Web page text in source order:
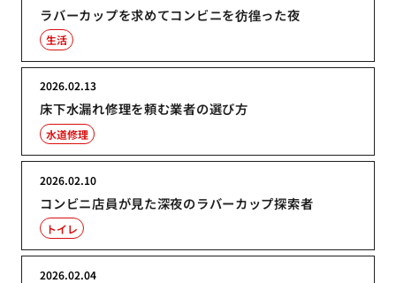
ラバーカップを求めてコンビニを彷徨った夜
生活
床下水漏れ修理を頼む業者の選び方
2026.02.13
水道修理
コンビニ店員が見た深夜のラバーカップ探索者
2026.02.10
トイレ
2026.02.04